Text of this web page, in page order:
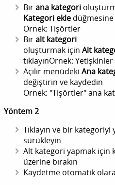
Birana kategori
Kategori ekle düğmesine
Örnek: Tişörtler
Biralt kategori
oluşturmak için Alt
tıklayınÖrnek: Yetişkinler
Açılır menüdeki Ana
değiştirin ve kaydedin
Örnek: "Tişörtler" ana
Yöntem 2
Tıklayın ve bir kategoriyi
sürükleyin
Alt kategori yapmak için
üzerine bırakın
Kaydetme otomatik